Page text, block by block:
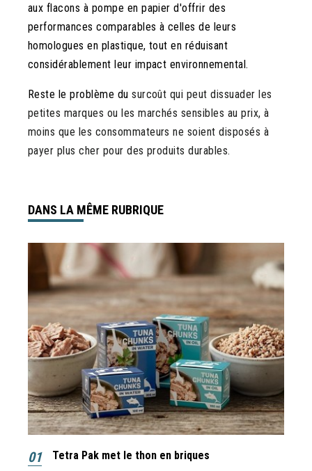
aux flacons à pompe en papier d'offrir des
performances comparables à celles de leurs
homologues en plastique, tout en réduisant
considérablement leur impact environnemental.
Reste le problème dusurcoût qui peut dissuader les
petites marques ou les marchés sensibles au prix, à
moins que les consommateurs ne soient disposés à
payer plus cher pour des produits durables.
DANS LA MÊME RUBRIQUE
01 Tetra Pak met le thon en briques